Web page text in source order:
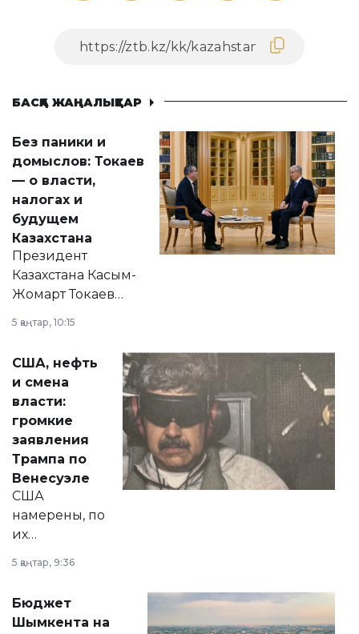
БАСҚА ЖАҢАЛЫҚТАР
Без паники и
домыслов: Токаев
— о власти,
налогах и
будущем
Казахстана
Президент
Казахстана Касым-
Жомарт Токаев
сразу несколько
актуальных тем —
от слухов о
политических
реформах до
вопросов армии,
экономики и
личного здоровья.
5 қаңтар, 10:15
США, нефть
и смена
власти:
громкие
заявления
Трампа по
Венесуэле
США
намерены, по
их
принести
народу
Венесуэлы.
5 қаңтар, 9:36
Бюджет
Шымкента на